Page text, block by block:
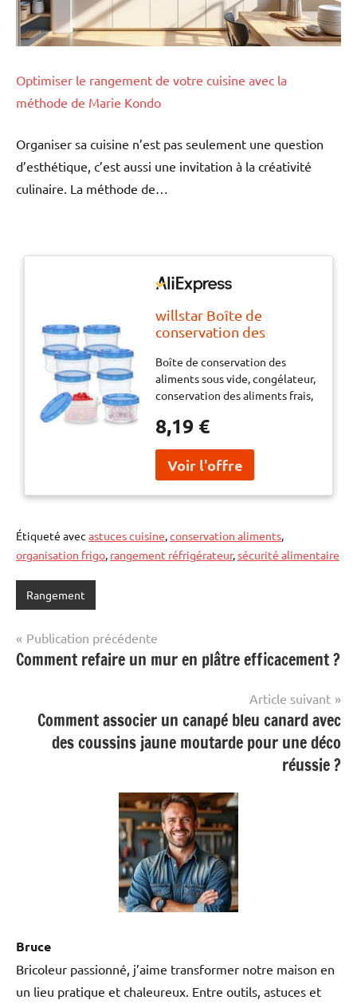
Optimiser le rangement de votre cuisine avec la
méthode de Marie Kondo
Organiser sa cuisine n’est pas seulement une question
d’esthétique, c’est aussi une invitation à la créativité
culinaire. La méthode de…
willstar Boîte de
conservation des
congélateur,
conservation des
aliments frais, boîte de
alimentaire, distributeur,
bol à soupe de voyage
empilable, 5/10 pièces
Boîte de conservation des
aliments sous vide, congélateur,
conservation des aliments frais,
récipient alimentaire,
voyage empilable, 5/10 pièces
8,19 €
Étiqueté avec astuces cuisine,conservation aliments,
organisation frigo, rangement réfrigérateur,sécurité alimentaire
Rangement
Navigation
de
Publication précédente
Comment refaire un mur en plâtre efficacement ?
Article suivant
Comment associer un canapé bleu canard avec
des coussins jaune moutarde pour une déco
réussie ?
Bruce
Bricoleur passionné, j’aime transformer notre maison en
un lieu pratique et chaleureux. Entre outils, astuces et